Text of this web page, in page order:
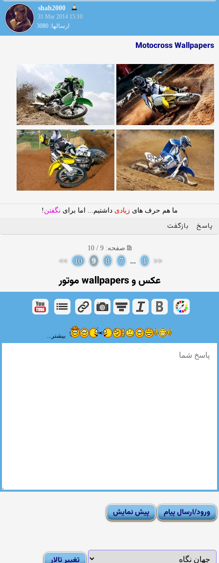
shah2000
31 Mar 2014 15:10
ارسالها: 3080
Motocross Wallpapers
ما هم حرف های زیادی داشتیم... اما برای نگفتن !
پاسخ بازگفت
صفحه: 9 / 10
<<
1
...
7
8
9
10
>>
عكس و wallpapers موتور
بیشتر...